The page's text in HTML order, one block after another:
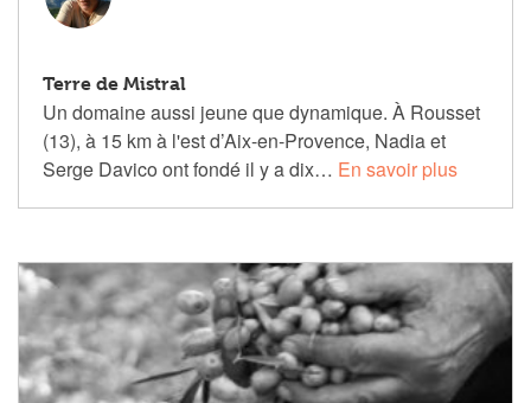
Terre de Mistral
Un domaine aussi jeune que dynamique. À Rousset
(13), à 15 km à l'est d’Aix-en-Provence, Nadia et
Serge Davico ont fondé il y a dix… En savoir plus